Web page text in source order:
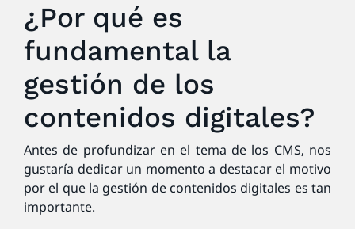
¿Por qué es
fundamental la
gestión de los
contenidos digitales?
Antes de profundizar en el tema de los CMS, nos
gustaría dedicar un momento a destacar el motivo
por el que la gestión de contenidos digitales es tan
importante.